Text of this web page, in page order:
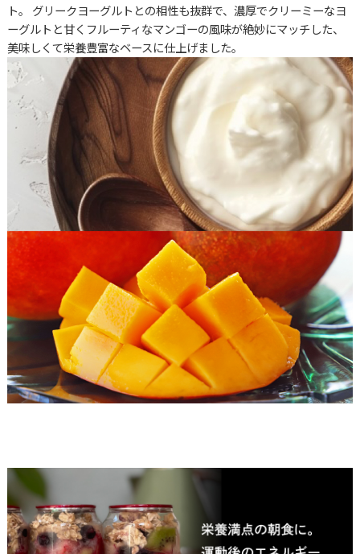
ト。 グリークヨーグルトとの相性も抜群で、濃厚でクリーミーなヨ
ーグルトと甘くフルーティなマンゴーの風味が絶妙にマッチした、
美味しくて栄養豊富なベースに仕上げました。